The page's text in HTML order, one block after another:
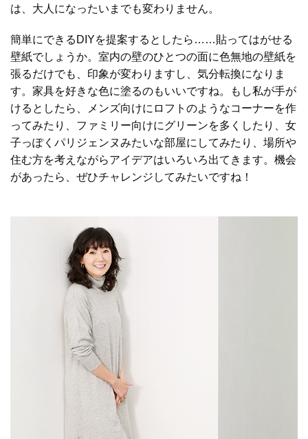
は、大人になったいまでも変わりません。
簡単にできるDIYを提案するとしたら……貼ってはがせる
壁紙でしょうか。室内の壁のひとつの面に色無地の壁紙を
張るだけでも、印象が変わりますし、気分転換になりま
す。家具を好きな色に塗るのもいいですね。もし私が手が
けるとしたら、メンズ向けにロフトのようなコーナーを作
ってみたり、ファミリー向けにグリーンを多くしたり、女
子っぽくパリジェンヌみたいな部屋にしてみたり、場所や
住む方を考えながらアイデアはいろいろ出てきます。機会
があったら、ぜひチャレンジしてみたいですね！